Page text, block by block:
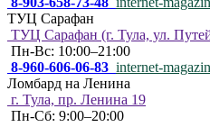
ТУЦ Сарафан
ТУЦ Сарафан (г. Тула, ул.
Пн-Вс: 10:00–21:00
8-960-606-06-83 internet-
Ломбард на Ленина
г. Тула, пр. Ленина 19
Пн-Сб: 9:00–20:00